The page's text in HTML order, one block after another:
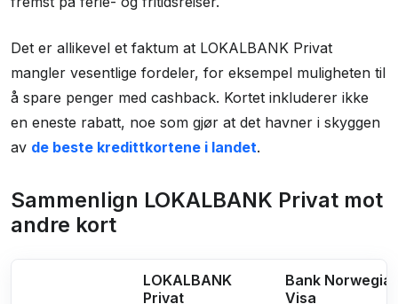
Det er allikevel et faktum at LOKALBANK Privat
mangler vesentlige fordeler, for eksempel muligheten til
å spare penger med cashback. Kortet inkluderer ikke
en eneste rabatt, noe som gjør at det havner i skyggen
av de beste kredittkortene i landet.
Sammenlign LOKALBANK Privat mot
andre kort
LOKALBANK
Privat
Bank
Visa